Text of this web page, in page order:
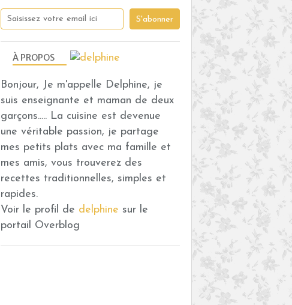
À PROPOS
Bonjour, Je m'appelle Delphine, je
suis enseignante et maman de deux
garçons..... La cuisine est devenue
une véritable passion, je partage
mes petits plats avec ma famille et
mes amis, vous trouverez des
recettes traditionnelles, simples et
rapides.
Voir le profil de delphine sur le
portail Overblog